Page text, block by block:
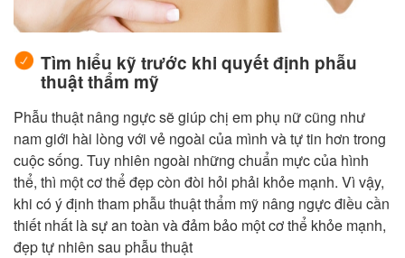
Tìm hiểu kỹ trước khi quyết định phẫu
thuật thẩm mỹ
Phẫu thuật nâng ngực sẽ giúp chị em phụ nữ cũng như
nam giới hài lòng với vẻ ngoài của mình và tự tin hơn trong
cuộc sống. Tuy nhiên ngoài những chuẩn mực của hình
thể, thì một cơ thể đẹp còn đòi hỏi phải khỏe mạnh. Vì vậy,
khi có ý định tham phẫu thuật thẩm mỹ nâng ngực điều cần
thiết nhất là sự an toàn và đảm bảo một cơ thể khỏe mạnh,
đẹp tự nhiên sau phẫu thuật